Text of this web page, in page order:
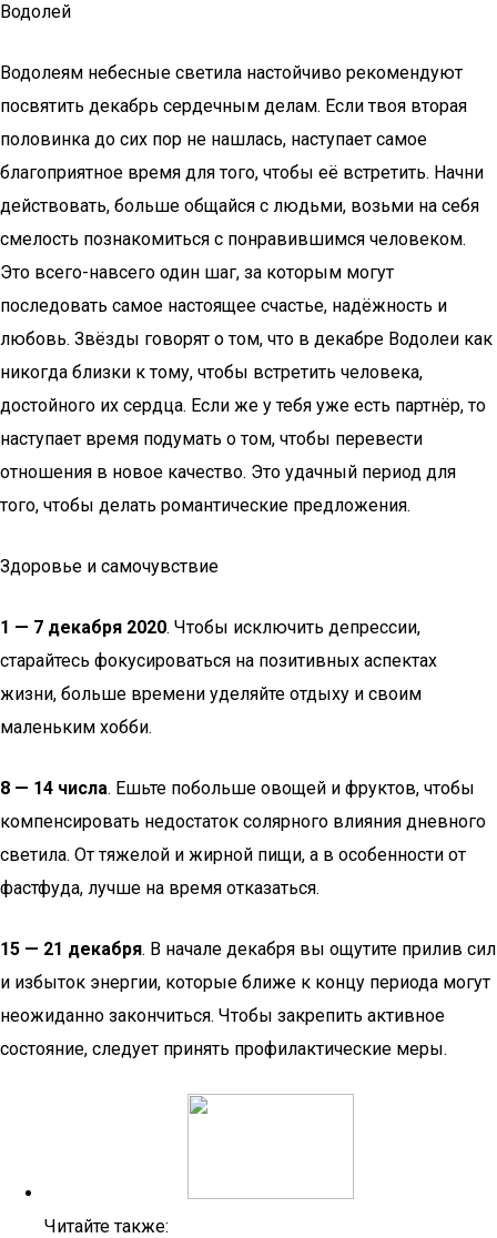
Водолей
Водолеям небесные светила настойчиво рекомендуют
посвятить декабрь сердечным делам. Если твоя вторая
половинка до сих пор не нашлась, наступает самое
благоприятное время для того, чтобы её встретить. Начни
действовать, больше общайся с людьми, возьми на себя
смелость познакомиться с понравившимся человеком.
Это всего-навсего один шаг, за которым могут
последовать самое настоящее счастье, надёжность и
любовь. Звёзды говорят о том, что в декабре Водолеи как
никогда близки к тому, чтобы встретить человека,
достойного их сердца. Если же у тебя уже есть партнёр, то
наступает время подумать о том, чтобы перевести
отношения в новое качество. Это удачный период для
того, чтобы делать романтические предложения.
Здоровье и самочувствие
1 — 7 декабря 2020. Чтобы исключить депрессии,
старайтесь фокусироваться на позитивных аспектах
жизни, больше времени уделяйте отдыху и своим
маленьким хобби.
8 — 14 числа. Ешьте побольше овощей и фруктов, чтобы
компенсировать недостаток солярного влияния дневного
светила. От тяжелой и жирной пищи, а в особенности от
фастфуда, лучше на время отказаться.
15 — 21 декабря. В начале декабря вы ощутите прилив сил
и избыток энергии, которые ближе к концу периода могут
неожиданно закончиться. Чтобы закрепить активное
состояние, следует принять профилактические меры.
Читайте также: